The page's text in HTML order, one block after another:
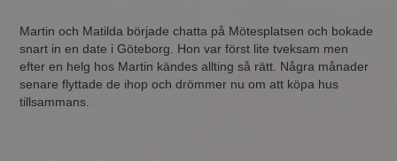
Martin och Matilda började chatta på Mötesplatsen och bokade
snart in en date i Göteborg. Hon var först lite tveksam men
efter en helg hos Martin kändes allting så rätt. Några månader
senare flyttade de ihop och drömmer nu om att köpa hus
tillsammans.